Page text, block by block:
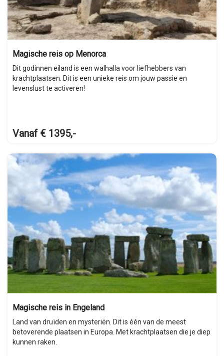
Magische reis op Menorca
Dit godinnen eiland is een walhalla voor liefhebbers van
krachtplaatsen. Dit is een unieke reis om jouw passie en
levenslust te activeren!
Vanaf € 1395,-
Magische reis in Engeland
Land van druïden en mysteriën. Dit is één van de meest
betoverende plaatsen in Europa. Met krachtplaatsen die je diep
kunnen raken.